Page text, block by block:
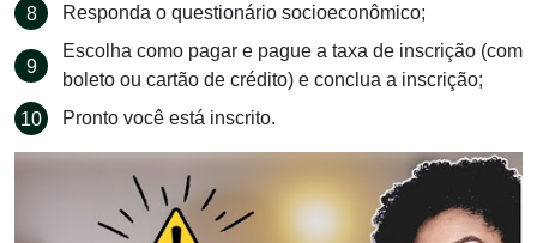
Responda o questionário socioeconômico;
Escolha como pagar e pague a taxa de inscrição (com
boleto ou cartão de crédito) e conclua a inscrição;
Pronto você está inscrito.